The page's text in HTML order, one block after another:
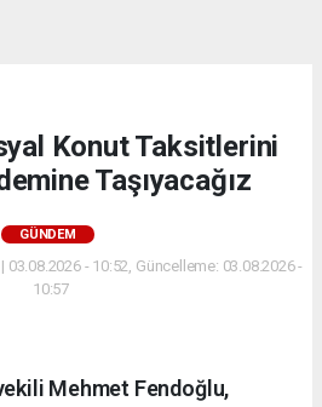
Konut Taksitlerini
Taşıyacağız
GÜNDEM
- 10:52, Güncelleme: 03.08.2026 -
10:57
Mehmet Fendoğlu,